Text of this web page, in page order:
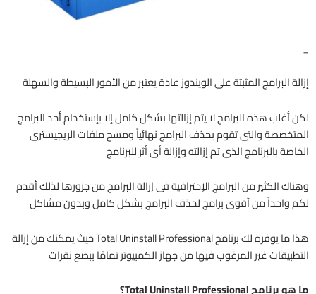
_
إزالة البرامج المثبتة على الويندوز عادة يعتبر من الأمور البسيطة والسهلة
لكن أغلب هذه البرامج لا يتم إزالتها بشكل كامل إلا بإستخدام أحد البرامج
المتخصصة والتى تقوم بحذف البرامج نهائياً ومسح ملفات الريجيسترى
الخاصة بالبرنامج الذى تم إزالته وإزالة أى أثر للبرنامج
وهناك الكثير من البرامج الإحترافية فى إزالة البرامج من جزورها لذلك أقدم
لكم واحداً من أقوى برامج لحذف البرامج بشكل كامل وبدون مشاكل
هذا ما يوفره لك برنامج Total Uninstall Professional حيث يمكنك من إزالة
التطبيقات غير المرغوب فيها من جهاز الكمبيوتر تمامًا ببضع نقرات
ما هو برنامج Total Uninstall Professional؟